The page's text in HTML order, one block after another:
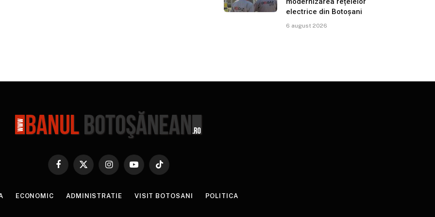
electrice din Botoșani
6 august 2026
Facebook
X
InstagramYouTubeTikTok
ECONOMIC ADMINISTRATIE VISIT BOTOSANI POLITICA